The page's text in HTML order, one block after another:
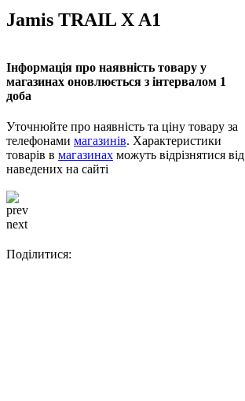
Jamis TRAIL X A1
Інформація про наявність товару у
магазинах оновлюється з інтервалом 1
доба
Уточнюйте про наявність та ціну товару за
телефонами магазинів. Характеристики
товарів в магазинах можуть відрізнятися від
наведених на сайті
prev
next
Поділитися: